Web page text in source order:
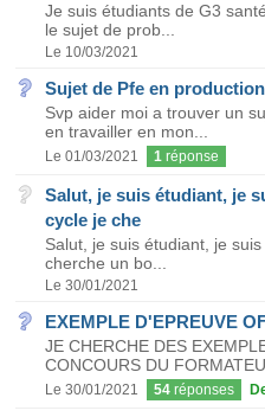
Je suis étudiants de G3
le sujet de prob...
Le 10/03/2021
Sujet de Pfe en
Svp aider moi a trouver un
en travailler en mon...
Le 01/03/2021 1 réponse
Salut, je suis étudiant, je
cycle je che
Salut, je suis étudiant, je
cherche un bo...
Le 30/01/2021
EXEMPLE D'EPREUVE
JE CHERCHE DES
CONCOURS DU
Le 30/01/2021 54 réponses